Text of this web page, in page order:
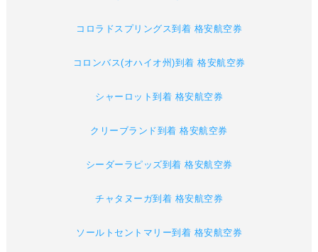
コロラドスプリングス到着 格安航空券
コロンバス(オハイオ州)到着 格安航空券
シャーロット到着 格安航空券
クリーブランド到着 格安航空券
シーダーラピッズ到着 格安航空券
チャタヌーガ到着 格安航空券
ソールトセントマリー到着 格安航空券